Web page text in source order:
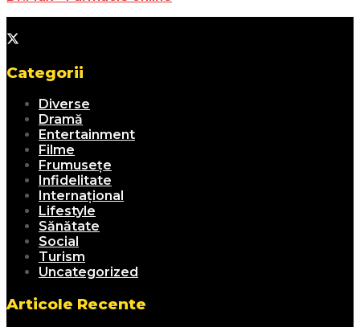
Categorii
Diverse
Dramă
Entertainment
Filme
Frumusețe
Infidelitate
Internațional
Lifestyle
Sănătate
Social
Turism
Uncategorized
Articole Recente